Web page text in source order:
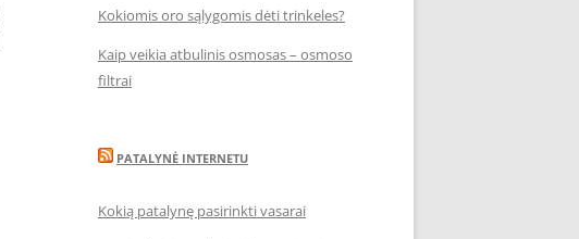
Kokiomis oro sąlygomis dėti trinkeles?
Kaip veikia atbulinis osmosas – osmoso
filtrai
PATALYNĖ INTERNETU
Kokią patalynę pasirinkti vasarai